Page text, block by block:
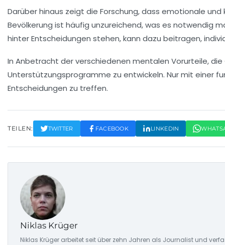
Darüber hinaus zeigt die Forschung, dass emotionale
Bevölkerung ist häufig unzureichend, was es notwendig
hinter Entscheidungen stehen, kann dazu beitragen,
In Anbetracht der verschiedenen mentalen Vorurteile,
Unterstützungsprogramme zu entwickeln. Nur mit einer
Entscheidungen zu treffen.
TEILEN: TWITTER FACEBOOK LINKEDIN
Niklas Krüger
Niklas Krüger arbeitet seit über zehn Jahren als Journalist und